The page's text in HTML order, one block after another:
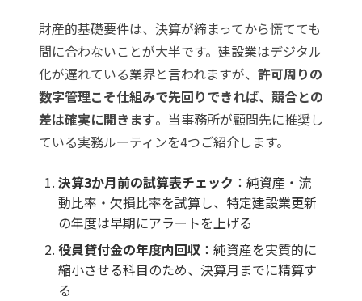
財産的基礎要件は、決算が締まってから慌てても
間に合わないことが大半です。建設業はデジタル
化が遅れている業界と言われますが、 許可周りの
数字管理こそ仕組みで先回りできれば、競合との
差は確実に開きます。当事務所が顧問先に推奨し
ている実務ルーティンを4つご紹介します。
決算3か月前の試算表チェック ：純資産・流
動比率・欠損比率を試算し、特定建設業更新
の年度は早期にアラートを上げる
役員貸付金の年度内回収 ：純資産を実質的に
縮小させる科目のため、決算月までに精算す
る